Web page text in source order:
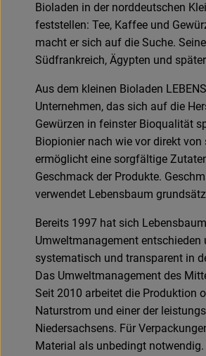
Bioladen in der norddeutschen
feststellen: Tee, Kaffee und
macht er sich auf die Suche.
Südfrankreich, Ägypten und
Aus dem kleinen Bioladen
Unternehmen, das sich auf die
Gewürzen in feinster Bioqualität
Biopionier nach wie vor direkt
ermöglicht eine sorgfältige
Geschmack der Produkte.
verwendet Lebensbaum
Bereits 1997 hat sich
Umweltmanagement
systematisch und transparent in
Das Umweltmanagement des
Seit 2010 arbeitet die Produktion
Naturstrom und einer der
Niedersachsens. Für
Material als unbedingt